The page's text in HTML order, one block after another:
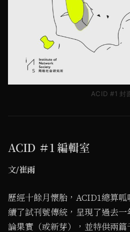
ACID #1 封
ACID ＃1 編輯室
文/崔⾬
歷經⼗餘⽉懷胎，ACID1總算
續了試刊號傳統，呈現了過去⼀
論果實（或新芽），並特供兩